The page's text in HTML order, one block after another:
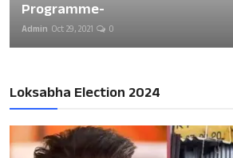
Programme-
Admin Oct 29, 2021 0
Loksabha Election 2024